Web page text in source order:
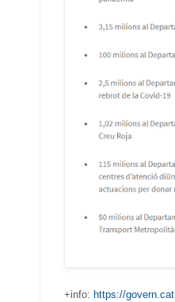
+info: https://govern.cat